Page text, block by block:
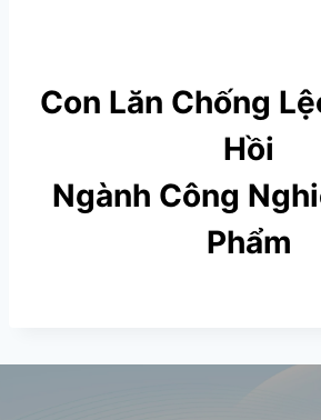
Con Lăn Chống
Hồi
Ngành Công
Phẩm